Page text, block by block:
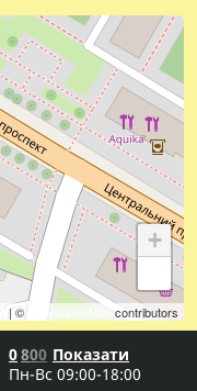
+
| © OpenStreetMap contributors
0800 Показати
Пн-Вс 09:00-18:00